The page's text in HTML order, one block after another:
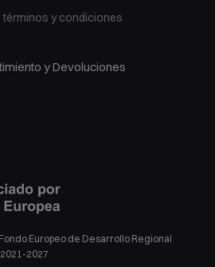
términos y condiciones
y Devoluciones
Europeo de Desarrollo Regional
2027